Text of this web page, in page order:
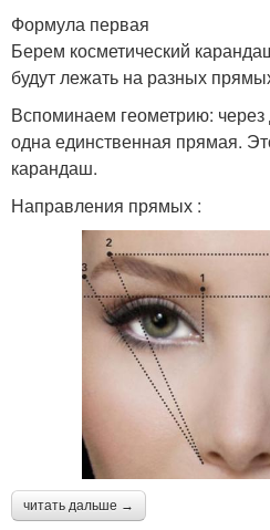
Формула первая
Берем косметический
будут лежать на разных
Вспоминаем геометрию: через
одна единственная прямая.
карандаш.
Направления прямых :
читать дальше →